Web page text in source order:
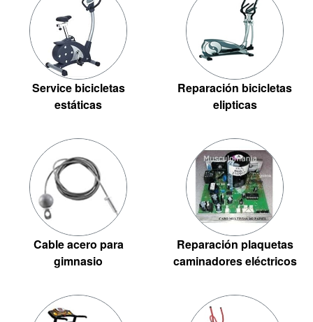
Service bicicletas
estáticas
Reparación bicicletas
elipticas
Cable acero para
gimnasio
Reparación plaquetas
caminadores eléctricos